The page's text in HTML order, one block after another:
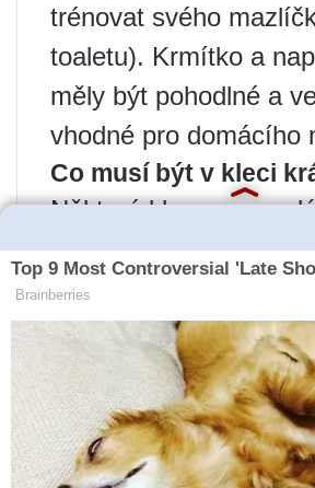
trénovat svého
toaletu). Krmítko a
měly být pohodlné a
vhodné pro domácího
Co musí být v kleci
Některé klece se
vybavené, což je
Co je potřeba k chovu
kleci): – seník (vnější
vnitřní), krmítko s
aby ho králík nemohl
napáječka, domeček,